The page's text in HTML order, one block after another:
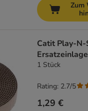
Zum
Catit Play-N-
Ersatzeinlage
1 Stück
1,29 €
Rating: 2.7/5